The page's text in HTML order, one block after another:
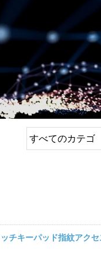
すべてのカテゴ
チキーパッド指紋アク